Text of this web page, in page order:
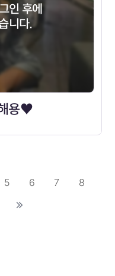
인 후에
니다.
용♥
5 6 7
8